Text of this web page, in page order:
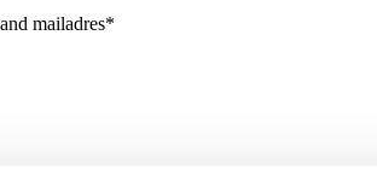
mailadres*